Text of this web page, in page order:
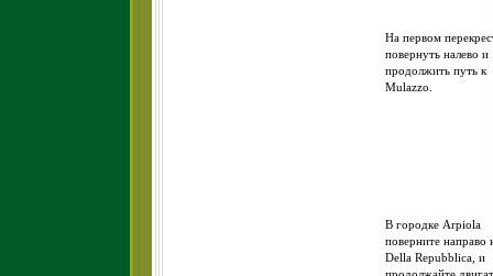
На первом
повернуть налево и
продолжить путь к
Mulazzo.
В городке Arpiola
поверните направо
Della Repubblica, и